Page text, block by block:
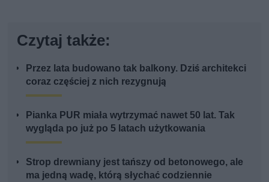
Czytaj także:
Przez lata budowano tak balkony. Dziś architekci
coraz częściej z nich rezygnują
Pianka PUR miała wytrzymać nawet 50 lat. Tak
wygląda po już po 5 latach użytkowania
Strop drewniany jest tańszy od betonowego, ale
ma jedną wadę, którą słychać codziennie